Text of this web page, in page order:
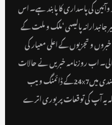
وآئین کی پاسداری کا پابند ہے۔ اس
پالیسی ‘ملک و ملت کے
و تجزیوں کے اعلی معیار کی
اب روزنامہ خبریں نے حالات
کے تقاضوں کے تحت اردو کے ساتھ ہندی میں24x7کے ڈائمنگ ویب
آپ کی توقعات پر پوری اترے